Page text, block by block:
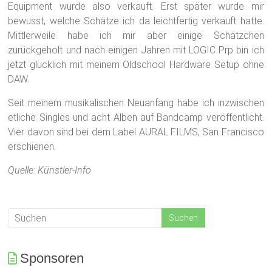
Equipment wurde also verkauft. Erst später wurde mir
bewusst, welche Schätze ich da leichtfertig verkauft hatte.
Mittlerweile habe ich mir aber einige Schätzchen
zurückgeholt und nach einigen Jahren mit LOGIC Prp bin ich
jetzt glücklich mit meinem Oldschool Hardware Setup ohne
DAW.
Seit meinem musikalischen Neuanfang habe ich inzwischen
etliche Singles und acht Alben auf Bandcamp veröffentlicht.
Vier davon sind bei dem Label AURAL FILMS, San Francisco
erschienen.
Quelle: Künstler-Info
Sponsoren